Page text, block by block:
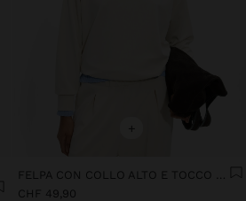
+
FELPA CON COLLO ALTO E TOCCO MORBIDO
CHF 49,90